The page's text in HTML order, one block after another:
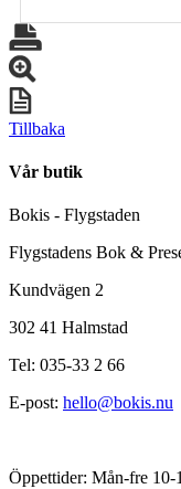
Tillbaka
Vår butik
Bokis - Flygstaden
Flygstadens Bok &
Kundvägen 2
302 41 Halmstad
Tel: 035-33 2 66
E-post: hello@bokis.nu
Öppettider: Mån-fre